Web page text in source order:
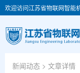
欢迎访问江苏省物联网智能
新闻动态 > 文章详情